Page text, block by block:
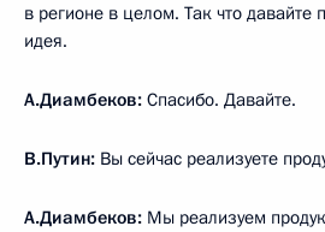
в регионе в целом. Так что давайте
идея.
А.Диамбеков: Спасибо. Давайте.
В.Путин: Вы сейчас реализуете
А.Диамбеков: Мы реализуем